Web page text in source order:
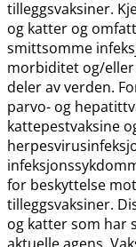
tilleggsvaksiner.
og katter og
smittsomme
morbiditet og​/​
deler av verden.
parvo- og
kattepestvaksine
for beskyttelse
tilleggsvaksiner.
og katter som har